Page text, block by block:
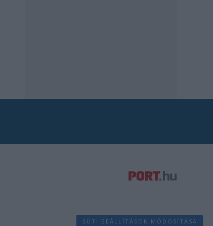
SÜTI BEÁLLÍTÁSOK MÓDOSÍTÁSA